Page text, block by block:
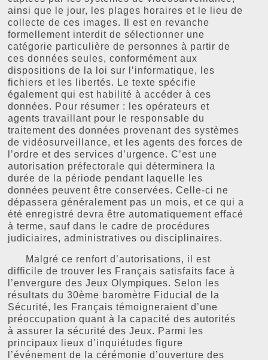
ainsi que le jour, les plages horaires et le lieu de
collecte de ces images. Il est en revanche
formellement interdit de sélectionner une
catégorie particulière de personnes à partir de
ces données seules, conformément aux
dispositions de la loi sur l’informatique, les
fichiers et les libertés. Le texte spécifie
également qui est habilité à accéder à ces
données. Pour résumer : les opérateurs et
agents travaillant pour le responsable du
traitement des données provenant des systèmes
de vidéosurveillance, et les agents des forces de
l’ordre et des services d’urgence. C’est une
autorisation préfectorale qui déterminera la
durée de la période pendant laquelle les
données peuvent être conservées. Celle-ci ne
dépassera généralement pas un mois, et ce qui a
été enregistré devra être automatiquement effacé
à terme, sauf dans le cadre de procédures
judiciaires, administratives ou disciplinaires.
Malgré ce renfort d’autorisations, il est
difficile de trouver les Français satisfaits face à
l’envergure des Jeux Olympiques. Selon les
résultats du 30ème baromètre Fiducial de la
Sécurité, les Français témoigneraient d’une
préoccupation quant à la capacité des autorités
à assurer la sécurité des Jeux. Parmi les
principaux lieux d’inquiétudes figure
l’événement de la cérémonie d’ouverture des